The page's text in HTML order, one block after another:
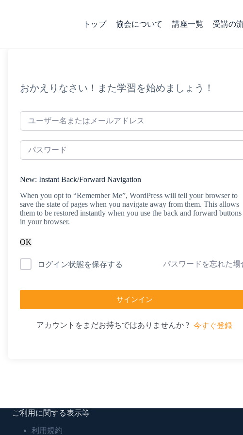
トップ 協会について 講座一覧 受講の
おかえりなさい！また学習を始めましょう！
New: Instant Back/Forward Navigation
When you opt to “Remember Me”, WordPress will tell your browser to
save the state of pages when you navigate away from them. This allows
them to be restored instantly when you use the back and forward buttons
in your browser.
OK
ログイン状態を保存する パスワードを忘れた場
サインイン
アカウントをまだお持ちではありませんか ? 今すぐ登録
ご利用に関する表示等
利用規約